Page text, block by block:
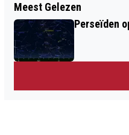
WOEDE IN
JURY
Meest Gelezen
Perseïden